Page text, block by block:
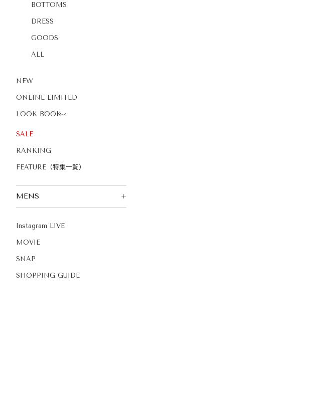
BOTTOMS
DRESS
GOODS
ALL
NEW
ONLINE LIMITED
LOOK BOOK〉
SALE
RANKING
FEATURE（特集一覧）
MENS
Instagram LIVE
MOVIE
SNAP
SHOPPING GUIDE